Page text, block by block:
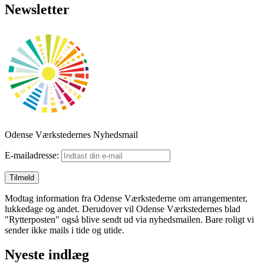
Newsletter
Odense Værkstedernes Nyhedsmail
E-mailadresse:
Modtag information fra Odense Værkstederne om arrangementer,
lukkedage og andet. Derudover vil Odense Værkstedernes blad
"Rytterposten" også blive sendt ud via nyhedsmailen. Bare roligt vi
sender ikke mails i tide og utide.
Nyeste indlæg